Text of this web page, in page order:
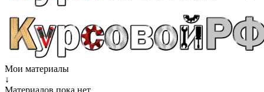
Мои материалы
↓
Материалов пока нет